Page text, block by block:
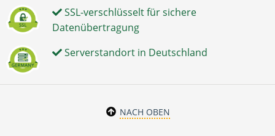
SSL-verschlüsselt für sichere
Datenübertragung
Serverstandort in Deutschland
NACH OBEN